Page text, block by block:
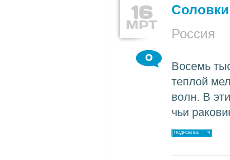
16
МРТ
Россия
0
Восемь
теплой
волн. В
чьи
ПОДРОБНЕЕ